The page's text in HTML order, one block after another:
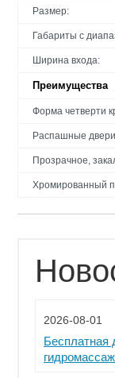
Размер:
Габариты с
Ширина входа:
Преимущества
Форма четверти
Распашные
Прозрачное,
Хромированный
2026-08-01
Бесплатная